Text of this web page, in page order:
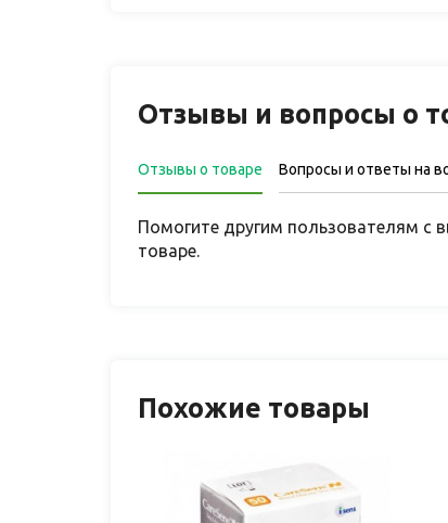
Отзывы и вопросы о
Отзывы о товаре Вопросы и ответы на
Помогите другим пользователям с
товаре.
Похожие товары